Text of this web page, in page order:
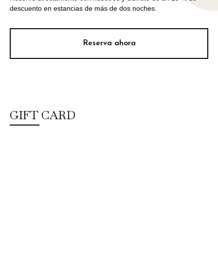
descuento en estancias de más de dos noches.
Reserva ahora
GIFT CARD